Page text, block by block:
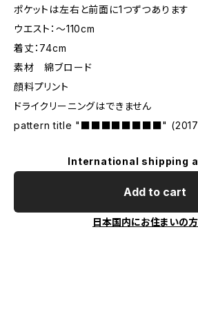
ポケットは左右と前面に1つずつあります
ウエスト：～110cm
着丈：74cm
素材 綿ブロード
顔料プリント
ドライクリーニングはできません
pattern title "■■■■■■■■"
International shipping
Add to cart
日本国内にお住まいの